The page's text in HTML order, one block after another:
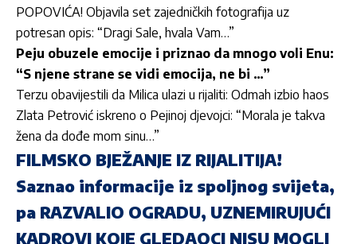
POPOVIĆA! Objavila set zajedničkih fotografija uz
potresan opis: “Dragi Sale, hvala Vam…”
Peju obuzele emocije i priznao da mnogo voli Enu:
“S njene strane se vidi emocija, ne bi …”
Terzu obavijestili da Milica ulazi u rijaliti: Odmah izbio haos
Zlata Petrović iskreno o Pejinoj djevojci: “Morala je takva
žena da dođe mom sinu…”
FILMSKO BJEŽANJE IZ RIJALITIJA!
Saznao informacije iz spoljnog svijeta,
pa RAZVALIO OGRADU, UZNEMIRUJUĆI
KADROVI KOJE GLEDAOCI NISU MOGLI